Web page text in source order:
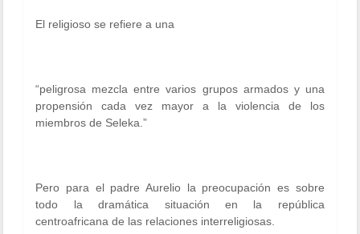
El religioso se refiere a una
“peligrosa mezcla entre varios grupos armados y una
propensión cada vez mayor a la violencia de los
miembros de Seleka.”
Pero para el padre Aurelio la preocupación es sobre
todo la dramática situación en la república
centroafricana de las relaciones interreligiosas.